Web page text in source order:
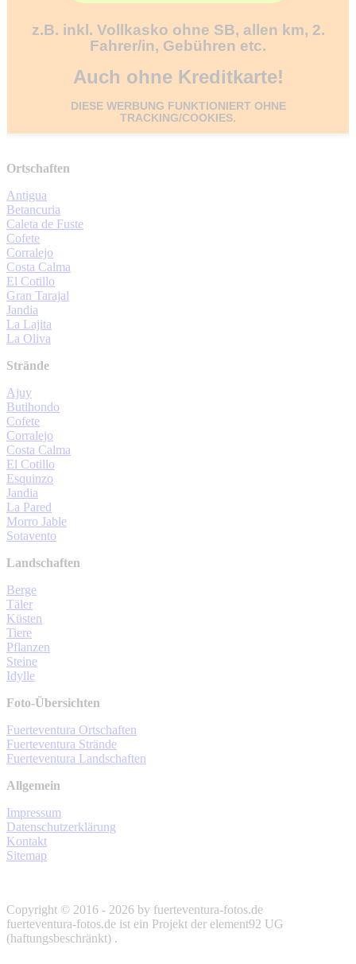
z.B. inkl. Vollkasko ohne SB, allen km, 2.
Fahrer/in, Gebühren etc.
Auch ohne Kreditkarte!
DIESE WERBUNG FUNKTIONIERT OHNE
TRACKING/COOKIES.
Ortschaften
Antigua
Betancuria
Caleta de Fuste
Cofete
Corralejo
Costa Calma
El Cotillo
Gran Tarajal
Jandia
La Lajita
La Oliva
Strände
Ajuy
Butihondo
Cofete
Corralejo
Costa Calma
El Cotillo
Esquinzo
Jandia
La Pared
Morro Jable
Sotavento
Landschaften
Berge
Täler
Küsten
Tiere
Pflanzen
Steine
Idylle
Foto-Übersichten
Fuerteventura Ortschaften
Fuerteventura Strände
Fuerteventura Landschaften
Allgemein
Impressum
Datenschutzerklärung
Kontakt
Sitemap
Copyright © 2016 - 2026 by fuerteventura-fotos.de
fuerteventura-fotos.de ist ein Projekt der element92 UG
(haftungsbeschränkt) .